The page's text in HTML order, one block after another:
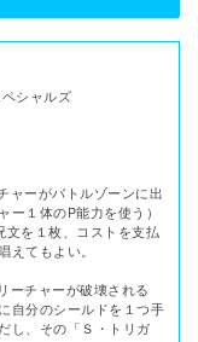
ペシャルズ
ャーがバトルゾーンに出
ー１体のP能力を使う）
文を１枚、コストを支払
えてもよい。
ーチャーが破壊される
自分のシールドを１つ手
し、その「Ｓ・トリガ